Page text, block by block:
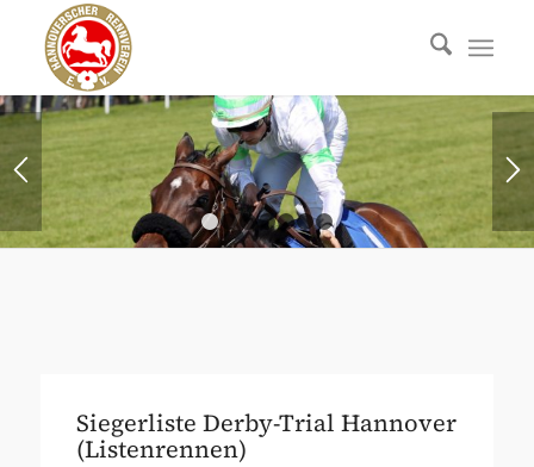
1 2 3 4 5 6 7
Siegerliste Derby-Trial Hannover
(Listenrennen)